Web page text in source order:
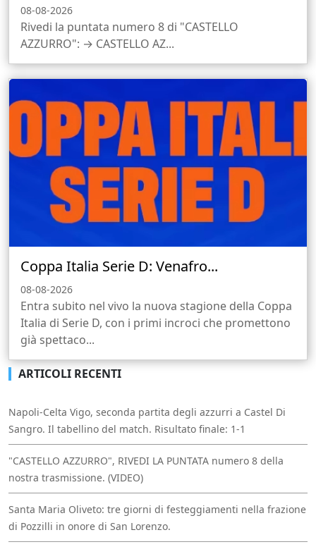
08-08-2026
Rivedi la puntata numero 8 di "CASTELLO
AZZURRO": → CASTELLO AZ...
Coppa Italia Serie D: Venafro...
08-08-2026
Entra subito nel vivo la nuova stagione della Coppa
Italia di Serie D, con i primi incroci che promettono
già spettaco...
ARTICOLI RECENTI
Napoli-Celta Vigo, seconda partita degli azzurri a Castel Di
Sangro. Il tabellino del match. Risultato finale: 1-1
"CASTELLO AZZURRO", RIVEDI LA PUNTATA numero 8 della
nostra trasmissione. (VIDEO)
Santa Maria Oliveto: tre giorni di festeggiamenti nella frazione
di Pozzilli in onore di San Lorenzo.